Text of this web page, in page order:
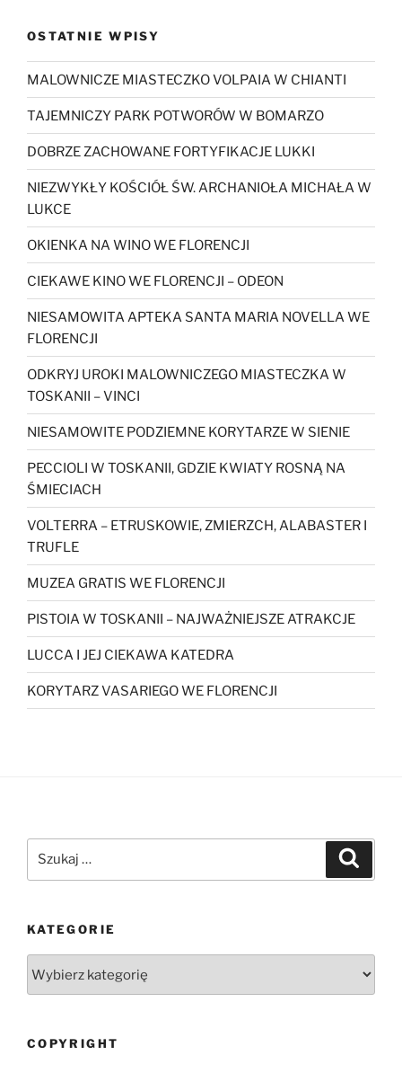
OSTATNIE WPISY
MALOWNICZE MIASTECZKO VOLPAIA W CHIANTI
TAJEMNICZY PARK POTWORÓW W BOMARZO
DOBRZE ZACHOWANE FORTYFIKACJE LUKKI
NIEZWYKŁY KOŚCIÓŁ ŚW. ARCHANIOŁA MICHAŁA W
LUKCE
OKIENKA NA WINO WE FLORENCJI
CIEKAWE KINO WE FLORENCJI – ODEON
NIESAMOWITA APTEKA SANTA MARIA NOVELLA WE
FLORENCJI
ODKRYJ UROKI MALOWNICZEGO MIASTECZKA W
TOSKANII – VINCI
NIESAMOWITE PODZIEMNE KORYTARZE W SIENIE
PECCIOLI W TOSKANII, GDZIE KWIATY ROSNĄ NA
ŚMIECIACH
VOLTERRA – ETRUSKOWIE, ZMIERZCH, ALABASTER I
TRUFLE
MUZEA GRATIS WE FLORENCJI
PISTOIA W TOSKANII – NAJWAŻNIEJSZE ATRAKCJE
LUCCA I JEJ CIEKAWA KATEDRA
KORYTARZ VASARIEGO WE FLORENCJI
KATEGORIE
COPYRIGHT